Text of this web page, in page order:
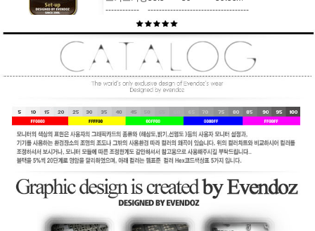
------------
------------------------------------